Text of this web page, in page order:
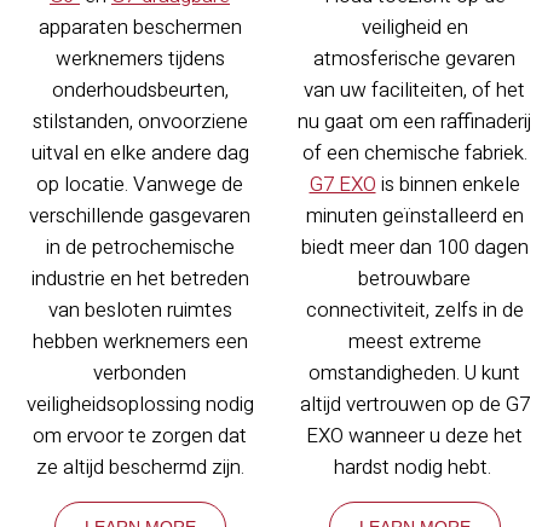
apparaten beschermen
werknemers tijdens
onderhoudsbeurten,
stilstanden, onvoorziene
uitval en elke andere dag
op locatie. Vanwege de
verschillende gasgevaren
in de petrochemische
industrie en het betreden
van besloten ruimtes
hebben werknemers een
verbonden
veiligheidsoplossing nodig
om ervoor te zorgen dat
ze altijd beschermd zijn.
veiligheid en
atmosferische gevaren
van uw faciliteiten, of het
nu gaat om een raffinaderij
of een chemische fabriek.
G7 EXOis binnen enkele
minuten geïnstalleerd en
biedt meer dan 100 dagen
betrouwbare
connectiviteit, zelfs in de
meest extreme
omstandigheden. U kunt
altijd vertrouwen op de G7
EXO wanneer u deze het
hardst nodig hebt.